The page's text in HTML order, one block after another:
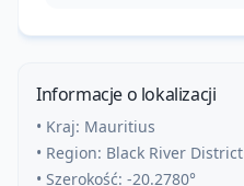
Informacje o lokalizacji
• Kraj: Mauritius
• Region: Black River District
• Szerokość: -20.2780°